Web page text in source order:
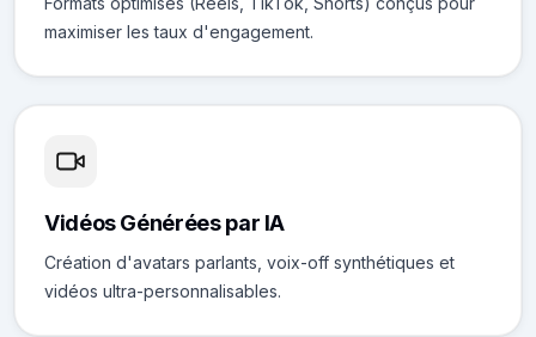
maximiser les taux d'engagement.
Vidéos Générées par IA
Création d'avatars parlants, voix-off synthétiques et
vidéos ultra-personnalisables.